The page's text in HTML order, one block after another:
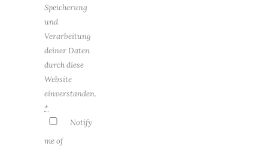
Speicherung
und
Verarbeitung
deiner Daten
durch diese
Website
einverstanden.
*
Notify
me of